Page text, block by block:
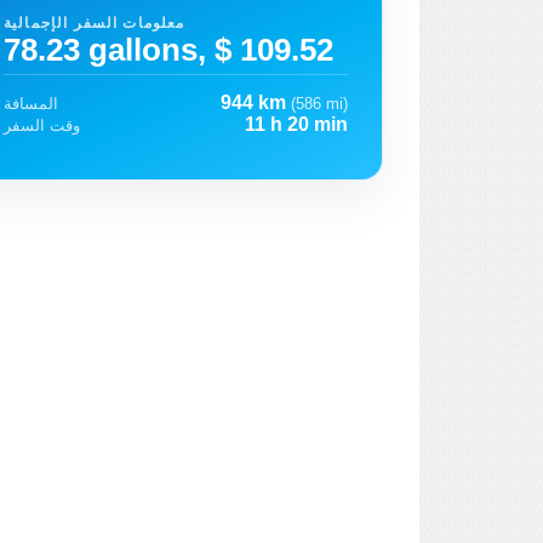
معلومات السفر الإجمالية
78.23 gallons, $ 109.52
المسافة 944 km (586 mi)
وقت السفر
11 h 20 min